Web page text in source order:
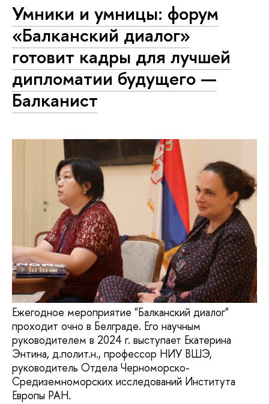
Умники и умницы: форум
«Балканский диалог»
готовит кадры для лучшей
дипломатии будущего —
Балканист
Ежегодное мероприятие "Балканский диалог"
проходит очно в Белграде. Его научным
руководителем в 2024 г. выступает Екатерина
Энтина, д.полит.н., профессор НИУ ВШЭ,
руководитель Отдела Черноморско-
Средиземноморских исследований Института
Европы РАН.